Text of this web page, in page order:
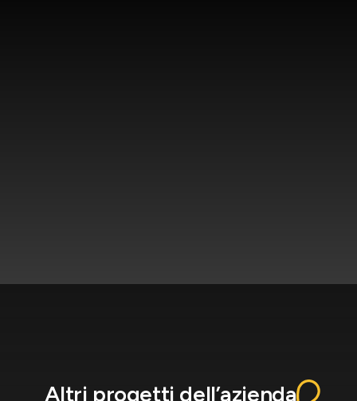
Altri progetti dell’azienda